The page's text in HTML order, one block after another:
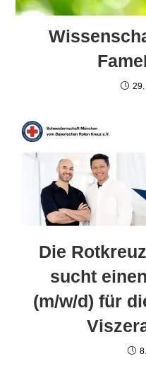
Die
sucht
(m/w/d) für